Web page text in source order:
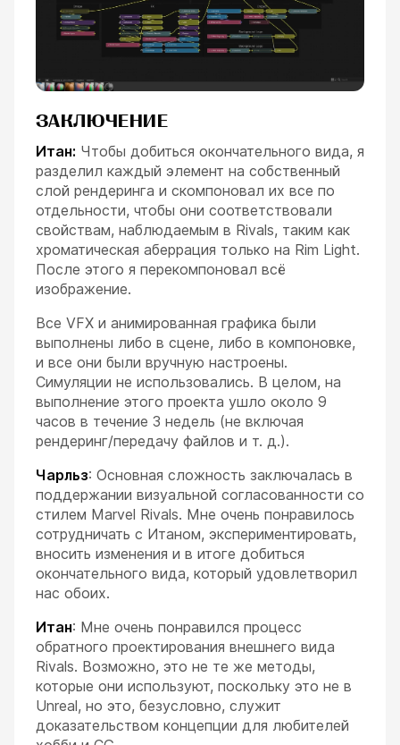
ЗАКЛЮЧЕНИЕ
Итан: Чтобы добиться окончательного вида, я
разделил каждый элемент на собственный
слой рендеринга и скомпоновал их все по
отдельности, чтобы они соответствовали
свойствам, наблюдаемым в Rivals, таким как
хроматическая аберрация только на Rim Light.
После этого я перекомпоновал всё
изображение.
Все VFX и анимированная графика были
выполнены либо в сцене, либо в компоновке,
и все они были вручную настроены.
Симуляции не использовались. В целом, на
выполнение этого проекта ушло около 9
часов в течение 3 недель (не включая
рендеринг/передачу файлов и т. д.).
Чарльз: Основная сложность заключалась в
поддержании визуальной согласованности со
стилем Marvel Rivals. Мне очень понравилось
сотрудничать с Итаном, экспериментировать,
вносить изменения и в итоге добиться
окончательного вида, который удовлетворил
нас обоих.
Итан: Мне очень понравился процесс
обратного проектирования внешнего вида
Rivals. Возможно, это не те же методы,
которые они используют, поскольку это не в
Unreal, но это, безусловно, служит
доказательством концепции для любителей